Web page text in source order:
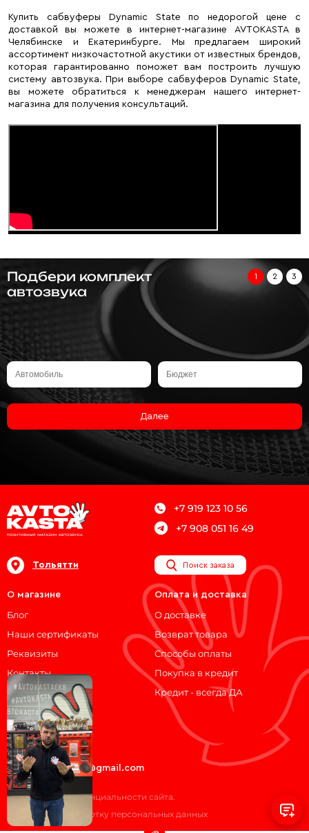
Купить сабвуферы Dynamic State по недорогой цене с
доставкой вы можете в интернет-магазине AVTOKASTA в
Челябинске и Екатеринбурге. Мы предлагаем широкий
ассортимент низкочастотной акустики от известных брендов,
которая гарантированно поможет вам построить лучшую
систему автозвука. При выборе сабвуферов Dynamic State,
вы можете обратиться к менеджерам нашего интернет-
магазина для получения консультаций.
Подбери комплект
автозвука
1 2 3
Далее
+7 919 123 10 56
+7 908 051 16 49
Тольятти Поиск заказа
О магазине
Блог
Наши сертификаты
Реквизиты
Контакты
Оплата и доставка
О доставке
Возврат товара
Способы оплаты
Покупка в кредит
Кредит - всегда ДА
Мы на связи!
ВКонтакте
Telegram
avtokasta74@gmail.com
Политика конфиденциальности сайта.
Согласие на обработку персональных данных